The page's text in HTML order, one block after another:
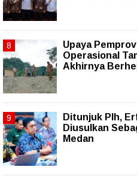
Upaya
Operasional
Akhirnya
Ditunjuk Plh,
Diusulkan
Medan